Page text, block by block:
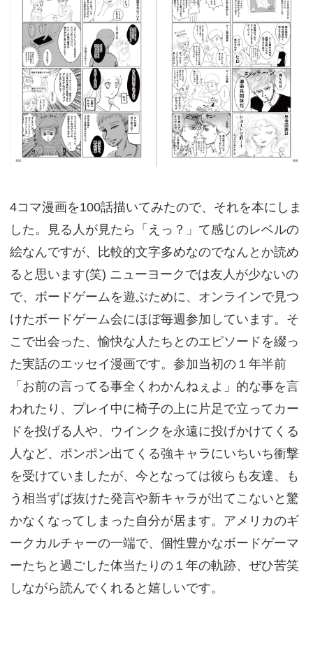
4コマ漫画を100話描いてみたので、それを本にしま
した。見る人が見たら「えっ？」て感じのレベルの
絵なんですが、比較的文字多めなのでなんとか読め
ると思います(笑) ニューヨークでは友人が少ないの
で、ボードゲームを遊ぶために、オンラインで見つ
けたボードゲーム会にほぼ毎週参加しています。そ
こで出会った、愉快な人たちとのエピソードを綴っ
た実話のエッセイ漫画です。参加当初の１年半前
「お前の言ってる事全くわかんねぇよ」的な事を言
われたり、プレイ中に椅子の上に片足で立ってカー
ドを投げる人や、ウインクを永遠に投げかけてくる
人など、ポンポン出てくる強キャラにいちいち衝撃
を受けていましたが、今となっては彼らも友達、も
う相当ずば抜けた発言や新キャラが出てこないと驚
かなくなってしまった自分が居ます。アメリカのギ
ークカルチャーの一端で、個性豊かなボードゲーマ
ーたちと過ごした体当たりの１年の軌跡、ぜひ苦笑
しながら読んでくれると嬉しいです。